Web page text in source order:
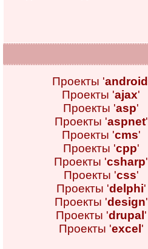
Проекты 'android
Проекты 'ajax'
Проекты 'asp'
Проекты 'aspnet'
Проекты 'cms'
Проекты 'cpp'
Проекты 'csharp'
Проекты 'css'
Проекты 'delphi'
Проекты 'design'
Проекты 'drupal '
Проекты 'excel '